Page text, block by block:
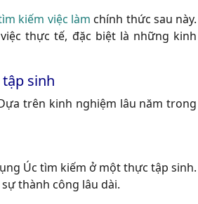
kiếm việc làm chính thức sau này.
thực tế, đặc biệt là những kinh
sinh
trên kinh nghiệm lâu năm trong
Úc tìm kiếm ở một thực tập sinh.
thành công lâu dài.